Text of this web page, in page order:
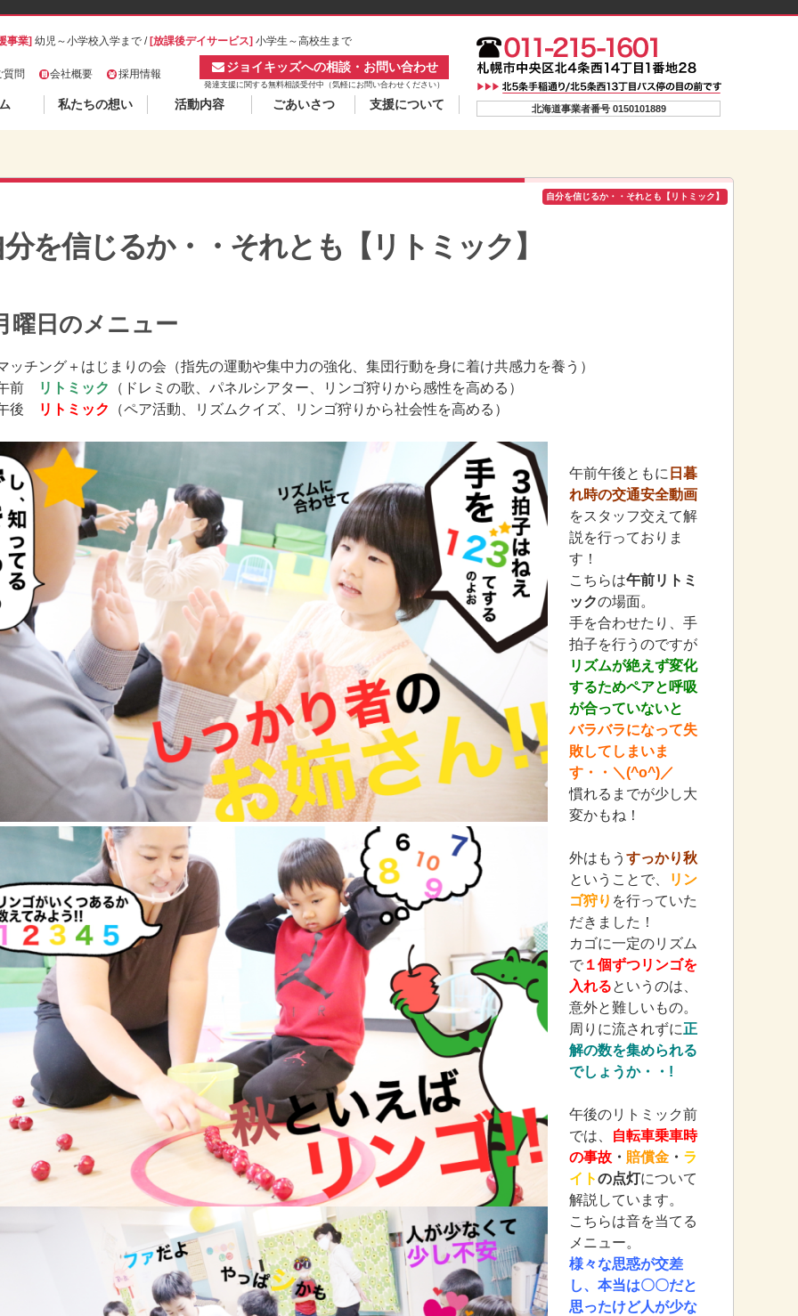
事業] 幼児～小学校入学まで /[放課後デイサービス] 小学生～高校生まで
質問 会社概要 採用情報 ジョイキッズへの相談・お問い合わせ
発達支援に関する無料相談受付中（気軽にお問い合わせください）
私たちの想い 活動内容 ごあいさつ 支援について 北海道事業者番号 0150101889
自分を信じるか・・それとも【リトミック】
を信じるか・・それとも【リトミック】
曜日のメニュー
ッチング＋はじまりの会（指先の運動や集中力の強化、集団行動を身に着け共感力を養う）
前
リトミック
（ドレミの歌、パネルシアター、リンゴ狩りから感性を高める）
後
リトミック （ペア活動、リズムクイズ、リンゴ狩りから社会性を高める）
午前午後ともに 日暮
れ時の交通安全動画
をスタッフ交えて解
説を行っておりま
す！
こちらは午前リトミ
ックの場面。
手を合わせたり、手
拍子を行うのですが
リズムが絶えず変化
するためペアと呼吸
が合っていないと
バラバラになって失
敗してしまいま
す・・＼(^o^)／
慣れるまでが少し大
変かもね！
外はもう すっかり秋
ということで、
リン
ゴ狩り を行っていた
だきました！
カゴに一定のリズム
で １個ずつリンゴを
入れるというのは、
意外と難しいもの。
周りに流されずに正
解の数を集められる
でしょうか・・!
午後のリトミック前
では、
自転車乗車時
の事故 ・ 賠償金 ・ ラ
イトの点灯について
解説しています。
こちらは音を当てる
メニュー。
様々な思惑が交差
し、本当は〇〇だと
思ったけど人が少な